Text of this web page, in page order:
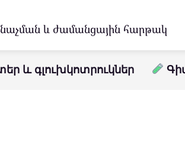
և ժամանցային հարթակ
և գլուխկոտրուկներ